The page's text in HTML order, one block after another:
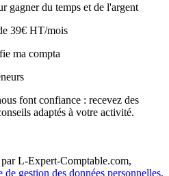
gagner du temps et de l'argent
39€ HT/mois
ma compta
font confiance : recevez des
adaptés à votre activité.
L-Expert-Comptable.com,
gestion des données personnelles,